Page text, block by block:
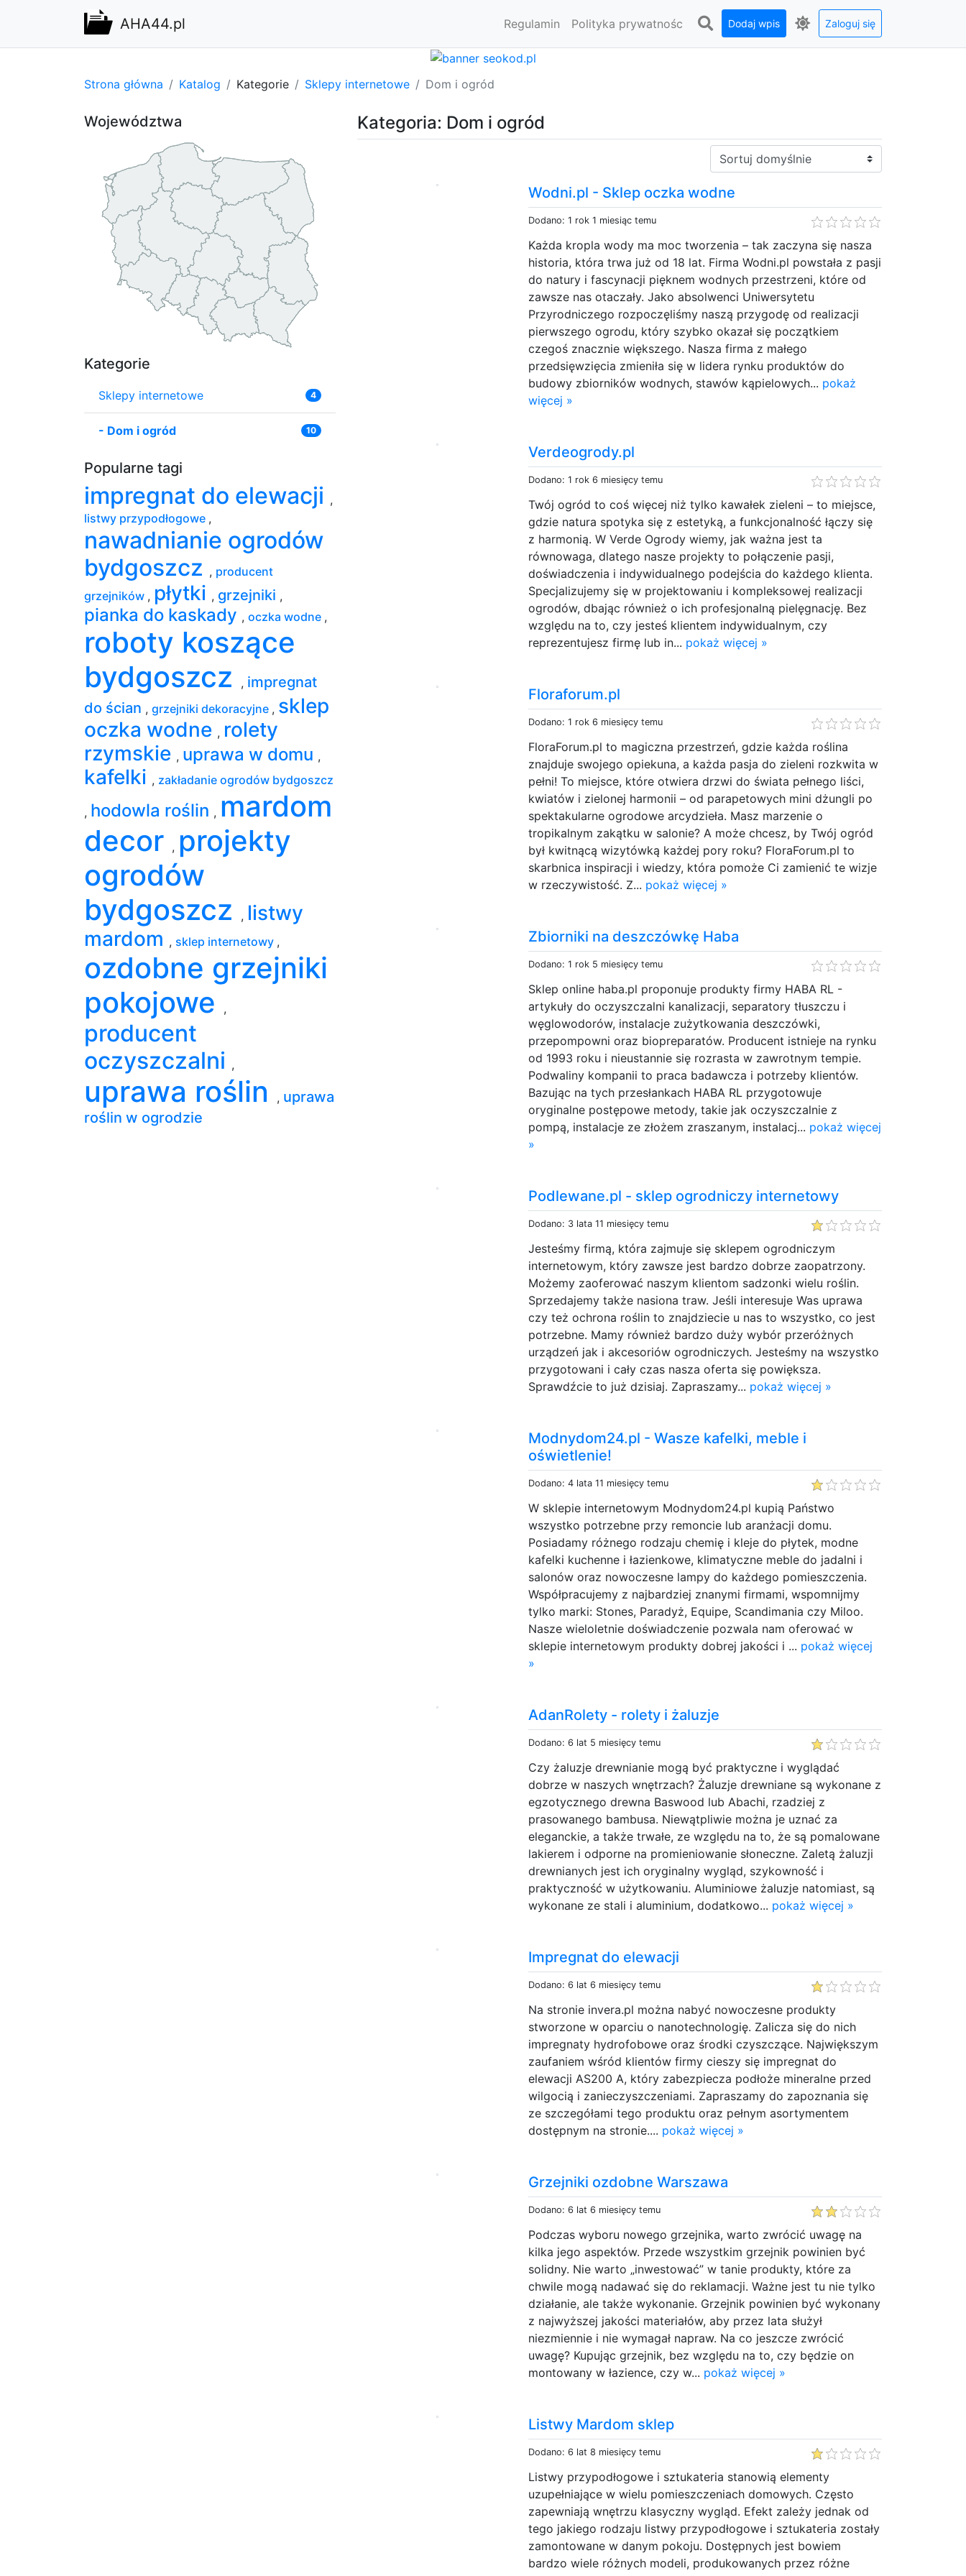
AHA44.pl Regulamin Polityka prywatnośc Dodaj wpis Zaloguj się
Strona główna Katalog Kategorie Sklepy internetowe Dom i ogród
Kategoria: Dom i ogród
Sortuj:
Wodni.pl - Sklep oczka wodne
Dodano: 1 rok 1 miesiąc temu
Każda kropla wody ma moc tworzenia – tak zaczyna się nasza
historia, która trwa już od 18 lat. Firma Wodni.pl powstała z pasji
do natury i fascynacji pięknem wodnych przestrzeni, które od
zawsze nas otaczały. Jako absolwenci Uniwersytetu
Przyrodniczego rozpoczęliśmy naszą przygodę od realizacji
pierwszego ogrodu, który szybko okazał się początkiem
czegoś znacznie większego. Nasza firma z małego
przedsięwzięcia zmieniła się w lidera rynku produktów do
budowy zbiorników wodnych, stawów kąpielowych... pokaż
więcej »
Verdeogrody.pl
Dodano: 1 rok 6 miesięcy temu
Twój ogród to coś więcej niż tylko kawałek zieleni – to miejsce,
gdzie natura spotyka się z estetyką, a funkcjonalność łączy się
z harmonią. W Verde Ogrody wiemy, jak ważna jest ta
równowaga, dlatego nasze projekty to połączenie pasji,
doświadczenia i indywidualnego podejścia do każdego klienta.
Specjalizujemy się w projektowaniu i kompleksowej realizacji
ogrodów, dbając również o ich profesjonalną pielęgnację. Bez
względu na to, czy jesteś klientem indywidualnym, czy
reprezentujesz firmę lub in... pokaż więcej »
Floraforum.pl
Dodano: 1 rok 6 miesięcy temu
FloraForum.pl to magiczna przestrzeń, gdzie każda roślina
znajduje swojego opiekuna, a każda pasja do zieleni rozkwita w
pełni! To miejsce, które otwiera drzwi do świata pełnego liści,
kwiatów i zielonej harmonii – od parapetowych mini dżungli po
spektakularne ogrodowe arcydzieła. Masz marzenie o
tropikalnym zakątku w salonie? A może chcesz, by Twój ogród
był kwitnącą wizytówką każdej pory roku? FloraForum.pl to
skarbnica inspiracji i wiedzy, która pomoże Ci zamienić te wizje
w rzeczywistość. Z... pokaż więcej »
Zbiorniki na deszczówkę Haba
Dodano: 1 rok 5 miesięcy temu
Sklep online haba.pl proponuje produkty firmy HABA RL -
artykuły do oczyszczalni kanalizacji, separatory tłuszczu i
węglowodorów, instalacje zużytkowania deszczówki,
przepompowni oraz biopreparatów. Producent istnieje na rynku
od 1993 roku i nieustannie się rozrasta w zawrotnym tempie.
Podwaliny kompanii to praca badawcza i potrzeby klientów.
Bazując na tych przesłankach HABA RL przygotowuje
oryginalne postępowe metody, takie jak oczyszczalnie z
pompą, instalacje ze złożem zraszanym, instalacj... pokaż więcej
»
Podlewane.pl - sklep ogrodniczy internetowy
Dodano: 3 lata 11 miesięcy temu
Jesteśmy firmą, która zajmuje się sklepem ogrodniczym
internetowym, który zawsze jest bardzo dobrze zaopatrzony.
Możemy zaoferować naszym klientom sadzonki wielu roślin.
Sprzedajemy także nasiona traw. Jeśli interesuje Was uprawa
czy też ochrona roślin to znajdziecie u nas to wszystko, co jest
potrzebne. Mamy również bardzo duży wybór przeróżnych
urządzeń jak i akcesoriów ogrodniczych. Jesteśmy na wszystko
przygotowani i cały czas nasza oferta się powiększa.
Sprawdźcie to już dzisiaj. Zapraszamy... pokaż więcej »
Modnydom24.pl - Wasze kafelki, meble i
oświetlenie!
Dodano: 4 lata 11 miesięcy temu
W sklepie internetowym Modnydom24.pl kupią Państwo
wszystko potrzebne przy remoncie lub aranżacji domu.
Posiadamy różnego rodzaju chemię i kleje do płytek, modne
kafelki kuchenne i łazienkowe, klimatyczne meble do jadalni i
salonów oraz nowoczesne lampy do każdego pomieszczenia.
Współpracujemy z najbardziej znanymi firmami, wspomnijmy
tylko marki: Stones, Paradyż, Equipe, Scandimania czy Miloo.
Nasze wieloletnie doświadczenie pozwala nam oferować w
sklepie internetowym produkty dobrej jakości i ... pokaż więcej
»
AdanRolety - rolety i żaluzje
Dodano: 6 lat 5 miesięcy temu
Czy żaluzje drewnianie mogą być praktyczne i wyglądać
dobrze w naszych wnętrzach? Żaluzje drewniane są wykonane z
egzotycznego drewna Baswood lub Abachi, rzadziej z
prasowanego bambusa. Niewątpliwie można je uznać za
eleganckie, a także trwałe, ze względu na to, że są pomalowane
lakierem i odporne na promieniowanie słoneczne. Zaletą żaluzji
drewnianych jest ich oryginalny wygląd, szykowność i
praktyczność w użytkowaniu. Aluminiowe żaluzje natomiast, są
wykonane ze stali i aluminium, dodatkowo... pokaż więcej »
Impregnat do elewacji
Dodano: 6 lat 6 miesięcy temu
Na stronie invera.pl można nabyć nowoczesne produkty
stworzone w oparciu o nanotechnologię. Zalicza się do nich
impregnaty hydrofobowe oraz środki czyszczące. Największym
zaufaniem wśród klientów firmy cieszy się impregnat do
elewacji AS200 A, który zabezpiecza podłoże mineralne przed
wilgocią i zanieczyszczeniami. Zapraszamy do zapoznania się
ze szczegółami tego produktu oraz pełnym asortymentem
dostępnym na stronie.... pokaż więcej »
Grzejniki ozdobne Warszawa
Dodano: 6 lat 6 miesięcy temu
Podczas wyboru nowego grzejnika, warto zwrócić uwagę na
kilka jego aspektów. Przede wszystkim grzejnik powinien być
solidny. Nie warto „inwestować” w tanie produkty, które za
chwile mogą nadawać się do reklamacji. Ważne jest tu nie tylko
działanie, ale także wykonanie. Grzejnik powinien być wykonany
z najwyższej jakości materiałów, aby przez lata służył
niezmiennie i nie wymagał napraw. Na co jeszcze zwrócić
uwagę? Kupując grzejnik, bez względu na to, czy będzie on
montowany w łazience, czy w... pokaż więcej »
Listwy Mardom sklep
Dodano: 6 lat 8 miesięcy temu
Listwy przypodłogowe i sztukateria stanowią elementy
uzupełniające w wielu pomieszczeniach domowych. Często
zapewniają wnętrzu klasyczny wygląd. Efekt zależy jednak od
tego jakiego rodzaju listwy przypodłogowe i sztukateria zostały
zamontowane w danym pokoju. Dostępnych jest bowiem
bardzo wiele różnych modeli, produkowanych przez różne
Województwa
Kategorie
Sklepy internetowe 4
- Dom i ogród 10
Popularne tagi
impregnat do elewacji ,
listwy przypodłogowe ,
nawadnianie ogrodów
bydgoszcz , producent
grzejników , płytki , grzejniki ,
pianka do kaskady , oczka wodne ,
roboty koszące
bydgoszcz
, impregnat
do ścian , grzejniki dekoracyjne , sklep
oczka wodne , rolety
rzymskie , uprawa w domu ,
kafelki , zakładanie ogrodów bydgoszcz
, hodowla roślin , mardom
decor , projekty
ogrodów
bydgoszcz
, listwy
mardom , sklep internetowy ,
ozdobne grzejniki
pokojowe
,
producent
oczyszczalni ,
uprawa roślin , uprawa
roślin w ogrodzie